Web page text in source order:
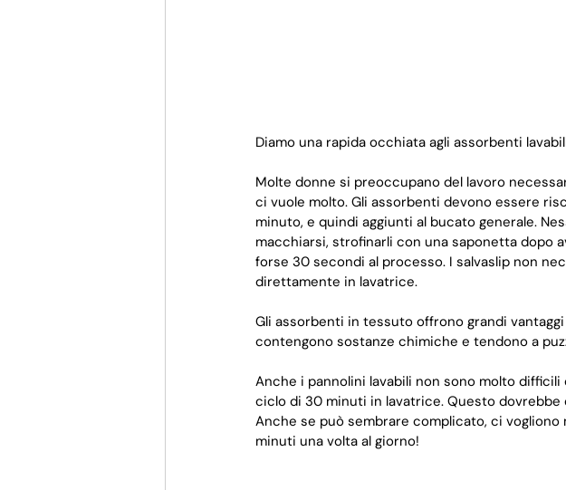
Diamo una rapida occhiata agli assorbenti
Molte donne si preoccupano del lavoro
ci vuole molto. Gli assorbenti devono essere
minuto, e quindi aggiunti al bucato generale.
macchiarsi, strofinarli con una saponetta dopo
forse 30 secondi al processo. I salvaslip non
direttamente in lavatrice.
Gli assorbenti in tessuto offrono grandi
contengono sostanze chimiche e tendono a
Anche i pannolini lavabili non sono molto
ciclo di 30 minuti in lavatrice. Questo
Anche se può sembrare complicato, ci
minuti una volta al giorno!